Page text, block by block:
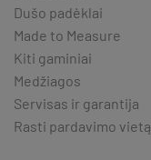
Dušo padėklai
Made to Measure
Kiti gaminiai
Medžiagos
Servisas ir garantija
Rasti pardavimo vietą